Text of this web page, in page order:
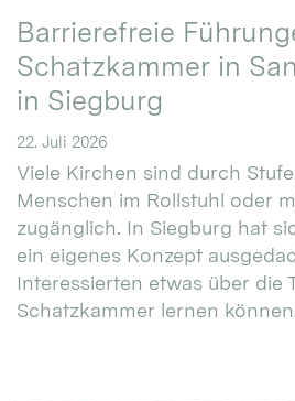
Barrierefreie
Schatzkammer in
in Siegburg
22. Juli 2026
Viele Kirchen sind durch
Menschen im Rollstuhl oder
zugänglich. In Siegburg hat
ein eigenes Konzept
Interessierten etwas über die
Schatzkammer lernen